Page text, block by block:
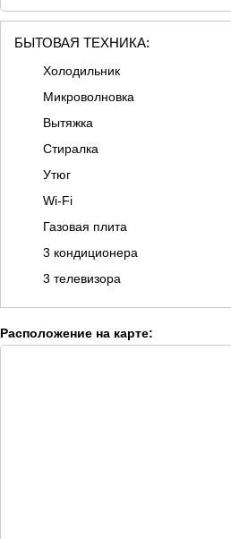
БЫТОВАЯ ТЕХНИКА:
Холодильник
Микроволновка
Вытяжка
Стиралка
Утюг
Wi-Fi
Газовая плита
3 кондиционера
3 телевизора
Расположение на карте: